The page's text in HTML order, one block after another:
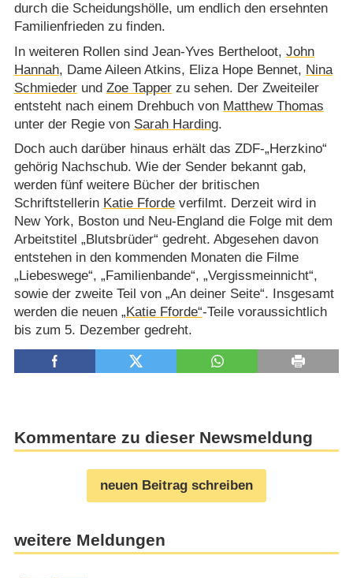
durch die Scheidungshölle, um endlich den ersehnten
Familienfrieden zu finden.
In weiteren Rollen sind Jean-Yves Bertheloot, John
Hannah, Dame Aileen Atkins, Eliza Hope Bennet, Nina
Schmiederund Zoe Tapperzu sehen. Der Zweiteiler
entsteht nach einem Drehbuch von Matthew Thomas
unter der Regie von Sarah Harding.
Doch auch darüber hinaus erhält das ZDF-„Herzkino“
gehörig Nachschub. Wie der Sender bekannt gab,
werden fünf weitere Bücher der britischen
Schriftstellerin Katie Ffordeverfilmt. Derzeit wird in
New York, Boston und Neu-England die Folge mit dem
Arbeitstitel „Blutsbrüder“ gedreht. Abgesehen davon
entstehen in den kommenden Monaten die Filme
„Liebeswege“, „Familienbande“, „Vergissmeinnicht“,
sowie der zweite Teil von „An deiner Seite“. Insgesamt
werden die neuen „Katie Fforde“-Teile voraussichtlich
bis zum 5. Dezember gedreht.
Kommentare zu dieser Newsmeldung
neuen Beitrag schreiben
weitere Meldungen